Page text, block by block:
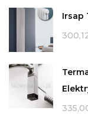
Irsap